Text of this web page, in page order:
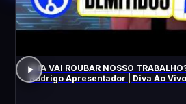
A IA VAI ROUBAR NOSSO
Rodrigo Apresentador | Diva Ao